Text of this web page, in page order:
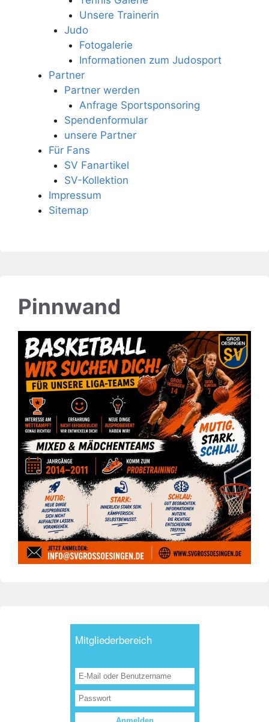
Unsere Trainerin
Judo
Fotogalerie
Informationen zum Judosport
Partner
Partner werden
Anfrage Sportsponsoring
Spendenformular
unsere Partner
Für Fans
SV Fanartikel
SV-Kollektion
Impressum
Sitemap
Pinnwand